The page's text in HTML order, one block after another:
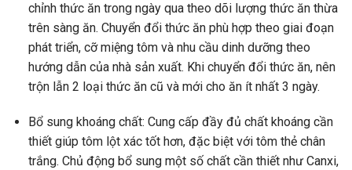
chỉnh thức ăn trong ngày qua theo dõi lượng thức ăn thừa
trên sàng ăn. Chuyển đổi thức ăn phù hợp theo giai đoạn
phát triển, cỡ miệng tôm và nhu cầu dinh dưỡng theo
hướng dẫn của nhà sản xuất. Khi chuyển đổi thức ăn, nên
trộn lẫn 2 loại thức ăn cũ và mới cho ăn ít nhất 3 ngày.
Bổ sung khoáng chất: Cung cấp đầy đủ chất khoáng cần
thiết giúp tôm lột xác tốt hơn, đặc biệt với tôm thẻ chân
trắng. Chủ động bổ sung một số chất cần thiết như Canxi,